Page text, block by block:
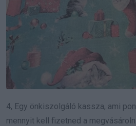
4, Egy önkiszolgáló kassza, ami
mennyit kell fizetned a